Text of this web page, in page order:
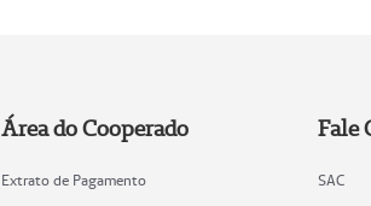
Área do Cooperado
Extrato de Pagamento
Fale
SAC